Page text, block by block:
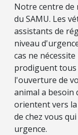
Notre centre de
du SAMU. Les
assistants de
niveau
cas ne
prodiguent tous
l'ouverture de
animal a besoin
orientent vers
de chez vous
urgence.